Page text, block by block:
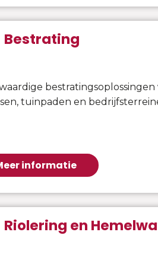
Bestrating
tuinpaden en
informatie
Riolering en